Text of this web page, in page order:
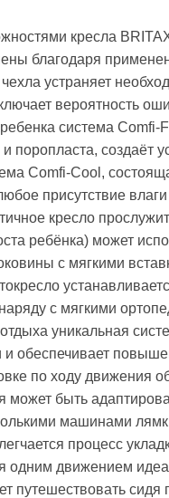
кресла
благодаря
устраняет
вероятность
система Comfi-
поропласта, создаёт
Comfi-Cool,
присутствие
кресло
ребёнка) может
с мягкими
с мягкими
уникальная
обеспечивает
по ходу движения
может быть
машинами
процесс
одним движением
путешествовать сидя